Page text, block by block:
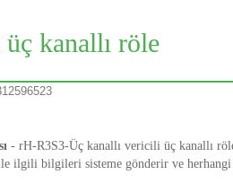
kanallı röle
- rH-R3S3-Üç kanallı vericili üç kanallı
ile ilgili bilgileri sisteme gönderir ve